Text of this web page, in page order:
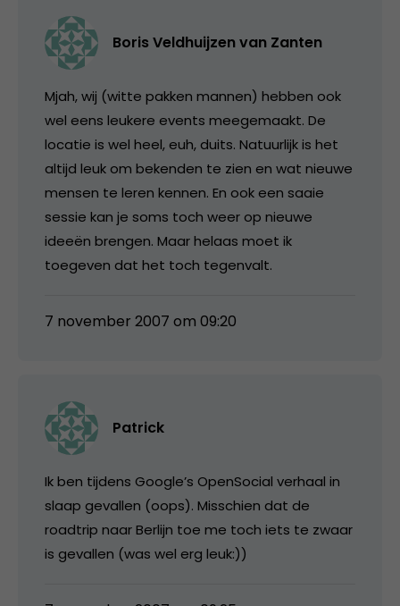
Boris Veldhuijzen van Zanten
Mjah, wij (witte pakken mannen) hebben ook
wel eens leukere events meegemaakt. De
locatie is wel heel, euh, duits. Natuurlijk is het
altijd leuk om bekenden te zien en wat nieuwe
mensen te leren kennen. En ook een saaie
sessie kan je soms toch weer op nieuwe
ideeën brengen. Maar helaas moet ik
toegeven dat het toch tegenvalt.
7 november 2007 om 09:20
Patrick
Ik ben tijdens Google’s OpenSocial verhaal in
slaap gevallen (oops). Misschien dat de
roadtrip naar Berlijn toe me toch iets te zwaar
is gevallen (was wel erg leuk:))